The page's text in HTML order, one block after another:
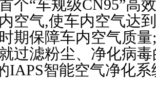
个“车规级CN95”高
空气,使车内空气达
期保障车内空气质
过滤粉尘、净化病
IAPS智能空气净化